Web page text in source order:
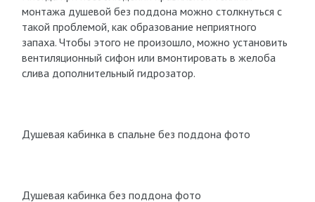
монтажа душевой без поддона можно столкнуться с
такой проблемой, как образование неприятного
запаха. Чтобы этого не произошло, можно установить
вентиляционный сифон или вмонтировать в желоба
слива дополнительный гидрозатор.
Душевая кабинка в спальне без поддона фото
Душевая кабинка без поддона фото